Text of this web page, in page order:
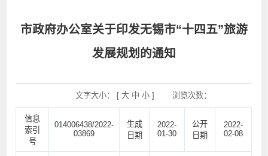
市政府办公室关于印发无锡市“十四五”旅游
发展规划的通知
文字大小： [ 大 中 小] 浏览次数：
信息
索引
号
014006438/2022-
03869
生成
日期
2022-
01-30
公开
日期
2022-
02-08